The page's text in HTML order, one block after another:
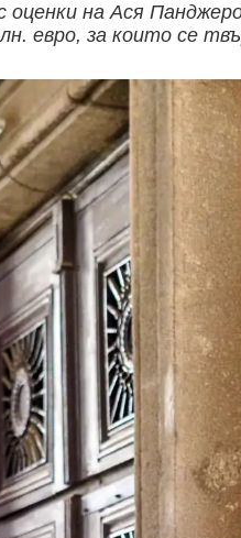
оценки на Ася
евро, за които се